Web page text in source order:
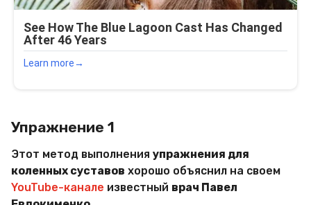
Упражнение 1
Этот метод выполнения упражнения для
коленных суставов хорошо объяснил на своем
YouTube-канале известный врач Павел